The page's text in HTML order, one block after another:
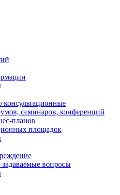
семинаров, конференций
планов
площадок
вопросы